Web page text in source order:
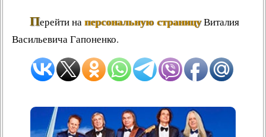
Перейти наперсональную страницуВиталия
Васильевича Гапоненко.